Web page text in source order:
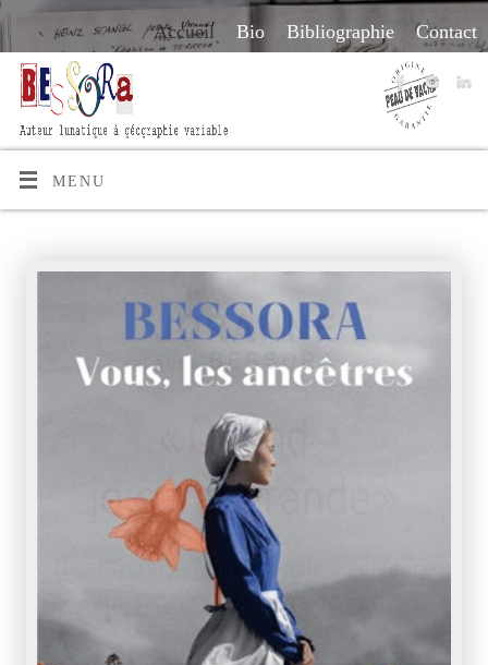
Accueil Bio Bibliographie Contact
MENU